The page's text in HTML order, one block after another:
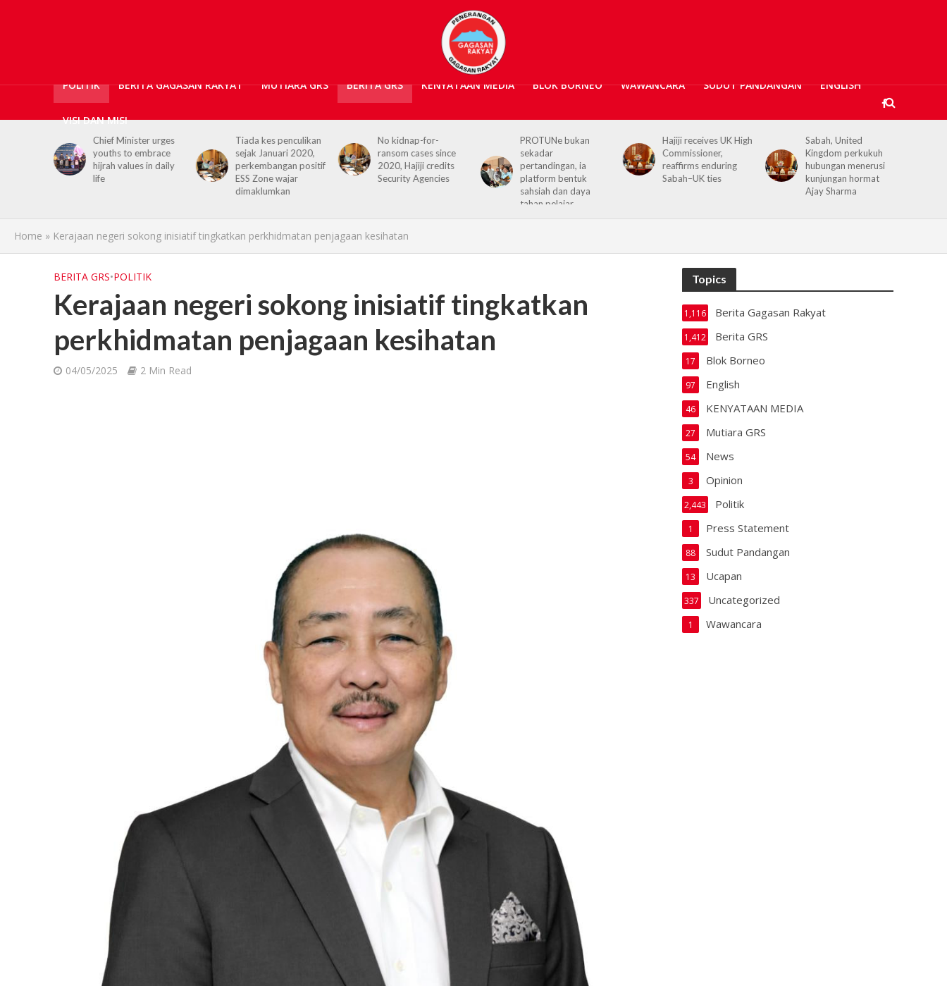
POLITIK BERITA GAGASAN RAKYAT MUTIARA GRS BERITA GRS KENYATAAN MEDIA BLOK BORNEO WAWANCARA SUDUT PANDANGAN ENGLISH
VISI DAN MISI
Tiada kes penculikan
sejak Januari 2020,
perkembangan positif
ESS Zone wajar
No kidnap-for-
ransom cases since
2020, Hajiji credits
Security Agencies
PROTUNe bukan
sekadar
pertandingan, ia
platform bentuk
Hajiji receives UK High
Commissioner,
reaffirms enduring
Sabah–UK ties
Sabah, United
Kingdom perkukuh
hubungan menerusi
kunjungan hormat
Kerajaan Negeri
prihatin, 362 mangsa
banjir Tawau terima
bantuan kewangan
Home » Kerajaan negeri sokong inisiatif tingkatkan perkhidmatan penjagaan kesihatan
BERITA GRS•POLITIK
Kerajaan negeri sokong inisiatif tingkatkan
perkhidmatan penjagaan kesihatan
04/05/2025 2 Min Read
Topics
Berita Gagasan Rakyat
1,116
Berita GRS
1,412
Blok Borneo
17
English
97
KENYATAAN MEDIA
46
Mutiara GRS
27
News
54
Opinion
3
Politik
2,443
Press Statement
1
Sudut Pandangan
88
Ucapan
13
Uncategorized
337
Wawancara
1